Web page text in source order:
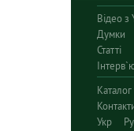
Відео з
Думки
Статті
Каталог
Укр